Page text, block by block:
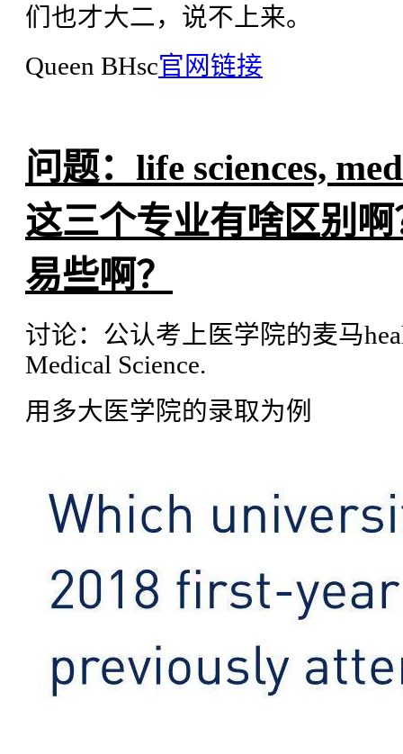
们也才大二，说不上来。
Queen BHsc官网链接
问题：life sciences,
这三个专业有啥区别
易些啊？
讨论：公认考上医学院的麦马
Medical Science.
用多大医学院的录取为例